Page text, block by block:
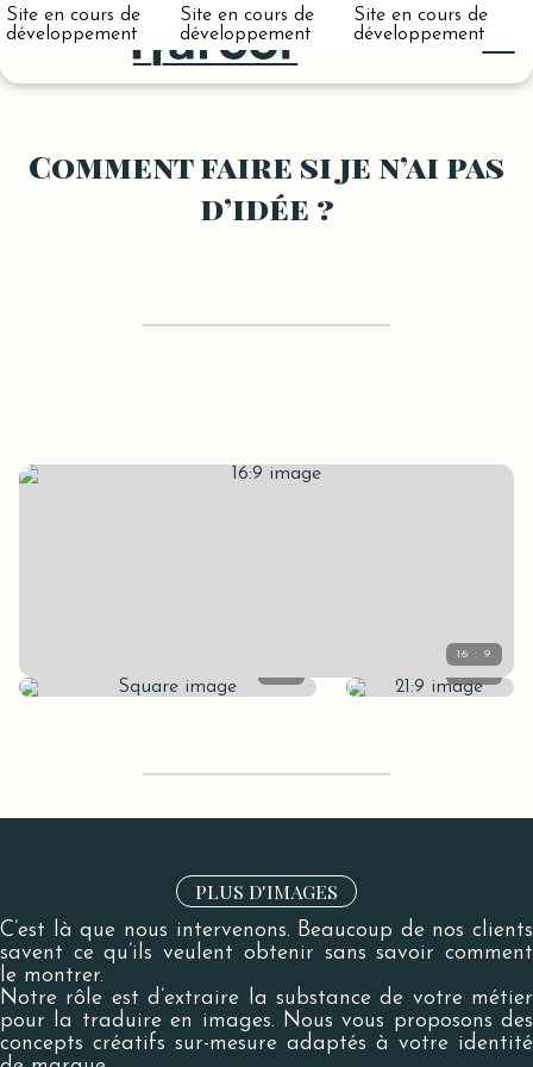
Site en cours de
développement
Site en cours de
développement
Site en cours de
développement
Comment faire si je n’ai pas
d’idée ?
PLUS D'IMAGES
C’est là que nous intervenons. Beaucoup de nos clients
savent ce qu’ils veulent obtenir sans savoir comment
le montrer.
Notre rôle est d’extraire la substance de votre métier
pour la traduire en images. Nous vous proposons des
concepts créatifs sur-mesure adaptés à votre identité